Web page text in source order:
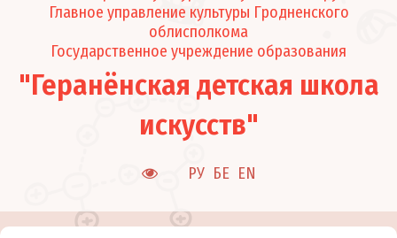
Главное управление культуры Гродненского
облисполкома
Государственное учреждение образования
"Геранёнская детская школа
искусств"
РУ БЕ EN